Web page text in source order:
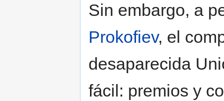
Sin embargo, a
Prokofiev, el
desaparecida
fácil: premios y